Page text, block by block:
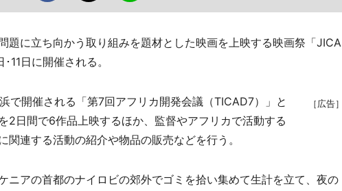
に立ち向かう取り組みを題材とした映画を上映する映画祭「JICA
日に開催される。
［広告］
開催される「第7回アフリカ開発会議（TICAD7）」と
2日間で6作品上映するほか、監督やアフリカで活動する
連する活動の紹介や物品の販売などを行う。
アの首都のナイロビの郊外でゴミを拾い集めて生計を立て、夜の